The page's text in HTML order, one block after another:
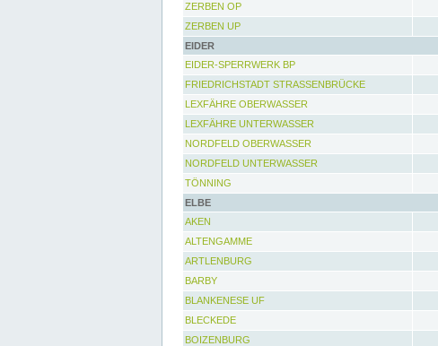
ZERBEN OP
ZERBEN UP
EIDER
EIDER-SPERRWERK BP
FRIEDRICHSTADT STRASSENBRÜCKE
LEXFÄHRE OBERWASSER
LEXFÄHRE UNTERWASSER
NORDFELD OBERWASSER
NORDFELD UNTERWASSER
TÖNNING
ELBE
AKEN
ALTENGAMME
ARTLENBURG
BARBY
BLANKENESE UF
BLECKEDE
BOIZENBURG